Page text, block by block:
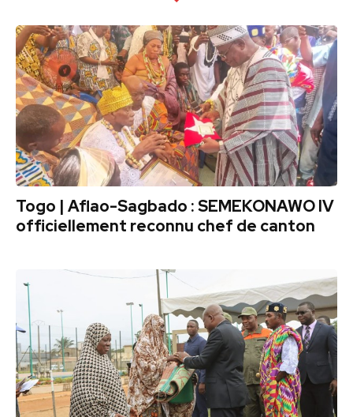
Togo | Aflao-Sagbado : SEMEKONAWO IV
officiellement reconnu chef de canton